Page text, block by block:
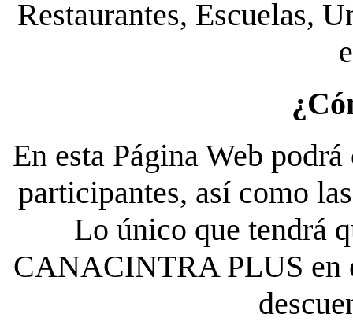
Restaurantes, Escuelas,
En esta Página Web
participantes, así como
Lo único que tendrá
CANACINTRA PLUS en